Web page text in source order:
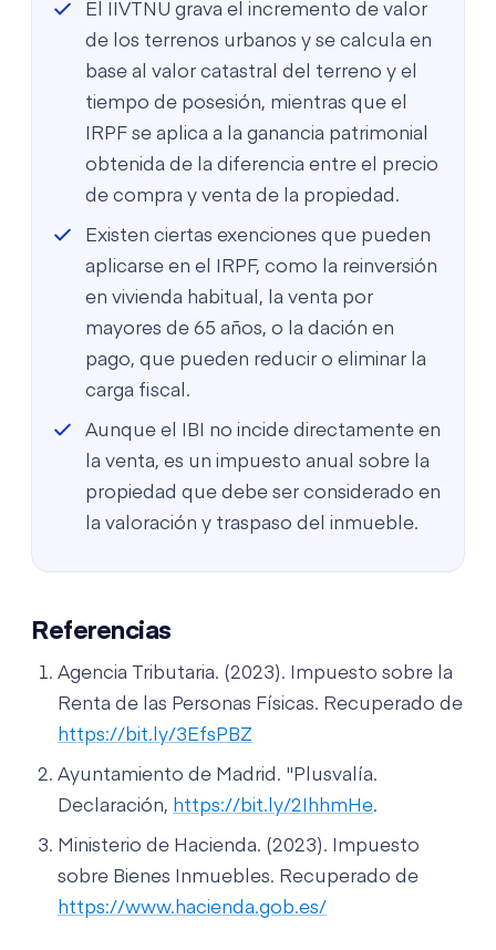
El IIVTNU grava el incremento de valor
de los terrenos urbanos y se calcula en
base al valor catastral del terreno y el
tiempo de posesión, mientras que el
IRPF se aplica a la ganancia patrimonial
obtenida de la diferencia entre el precio
de compra y venta de la propiedad.
Existen ciertas exenciones que pueden
aplicarse en el IRPF, como la reinversión
en vivienda habitual, la venta por
mayores de 65 años, o la dación en
pago, que pueden reducir o eliminar la
carga fiscal.
Aunque el IBI no incide directamente en
la venta, es un impuesto anual sobre la
propiedad que debe ser considerado en
la valoración y traspaso del inmueble.
Referencias
Agencia Tributaria. (2023). Impuesto sobre la
Renta de las Personas Físicas. Recuperado de
https://bit.ly/3EfsPBZ
Ayuntamiento de Madrid. "Plusvalía.
Declaración, https://bit.ly/2IhhmHe.
Ministerio de Hacienda. (2023). Impuesto
sobre Bienes Inmuebles. Recuperado de
https://www.hacienda.gob.es/